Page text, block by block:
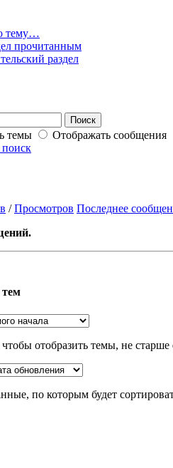
тему…
прочитанным
раздел
темы
Отображать сообщения
/Просмотров Последнее
тем
отобразить темы, не
по которым будет